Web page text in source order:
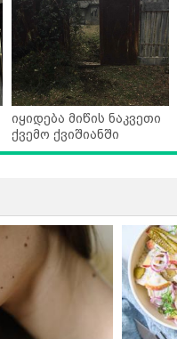
იყიდება მიწის ნაკვეთი
ქვემო ქვიშიანში